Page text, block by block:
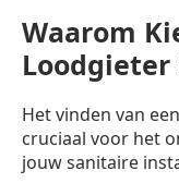
Waarom
Loodgieter
Het vinden van een
cruciaal voor het
jouw sanitaire